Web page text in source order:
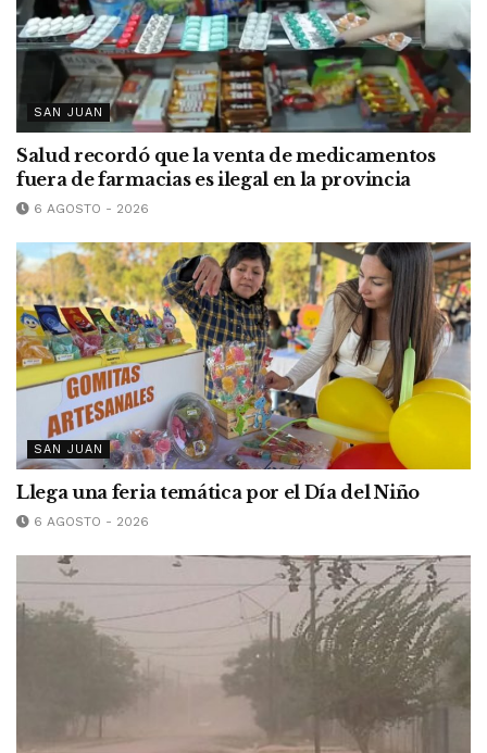
SAN JUAN
Salud recordó que la venta de medicamentos
fuera de farmacias es ilegal en la provincia
6 AGOSTO - 2026
SAN JUAN
Llega una feria temática por el Día del Niño
6 AGOSTO - 2026